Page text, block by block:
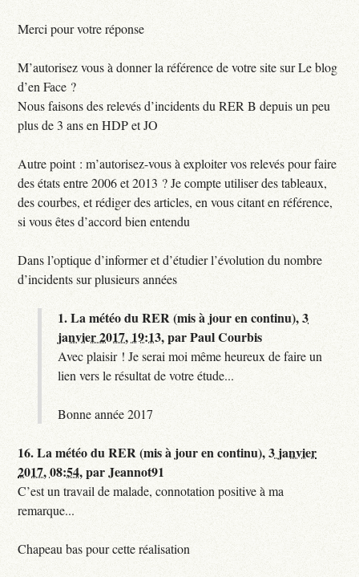
Merci pour votre réponse
M’autorisez vous à donner la référence de votre site sur Le blog
d’en Face ?
Nous faisons des relevés d’incidents du RER B depuis un peu
plus de 3 ans en HDP et JO
Autre point : m’autorisez-vous à exploiter vos relevés pour faire
des états entre 2006 et 2013 ? Je compte utiliser des tableaux,
des courbes, et rédiger des articles, en vous citant en référence,
si vous êtes d’accord bien entendu
Dans l’optique d’informer et d’étudier l’évolution du nombre
d’incidents sur plusieurs années
1.La météo du RER (mis à jour en continu),3
janvier 2017, 19:13,parPaul Courbis
Avec plaisir ! Je serai moi même heureux de faire un
lien vers le résultat de votre étude...
Bonne année 2017
16.La météo du RER (mis à jour en continu),3 janvier
2017, 08:54,parJeannot91
C’est un travail de malade, connotation positive à ma
remarque...
Chapeau bas pour cette réalisation